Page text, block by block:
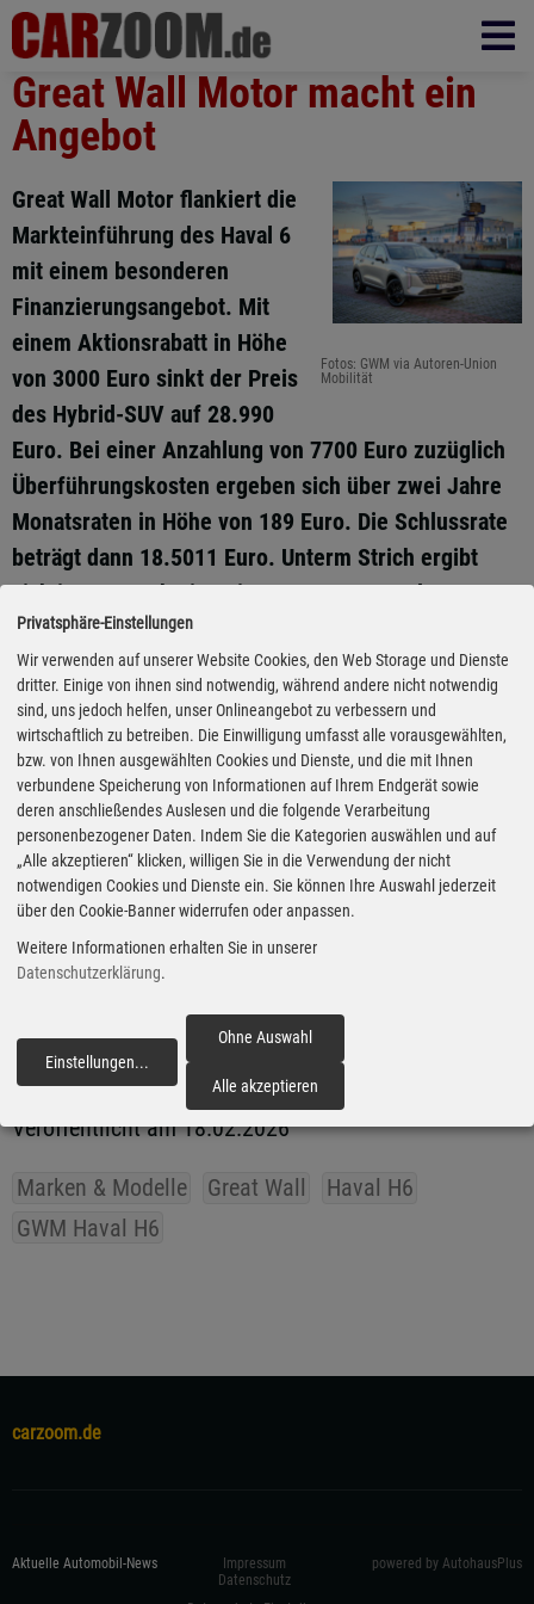
Great Wall Motor macht ein
Angebot
Fotos: GWM via Autoren-Union
Mobilität
Great Wall Motor flankiert die
Markteinführung des Haval 6
mit einem besonderen
Finanzierungsangebot. Mit
einem Aktionsrabatt in Höhe
von 3000 Euro sinkt der Preis
des Hybrid-SUV auf 28.990
Euro. Bei einer Anzahlung von 7700 Euro zuzüglich
Überführungskosten ergeben sich über zwei Jahre
Monatsraten in Höhe von 189 Euro. Die Schlussrate
beträgt dann 18.5011 Euro. Unterm Strich ergibt
sich immer noch eine Einsparung von rund 1450
Euro. Das Angebot gilt bis Ende Juni dieses Jahres.
Der GWM Haval H6 holt aus einem 1,5-Liter-Benziner
mit 150 PS (110 kW) und einem 120 kW (177 PS)
starkem Elektromotor eine Systemleistung von 243
PS (179 kW). Der Normverbrauch des
Mittelklassemodells liegt bei 5,9 Litern je 100
Kilometer. Der Haval 6 verfügt über Sitze aus
Ledernachbildung, ein 10,25 Zoll großes
Touchscreen für das Infotainment. Das
gibt fünf Jahre Garantie auf das Fahrzeug. (aum)
Veröffentlicht am 18.02.2026
Marken & Modelle Great Wall
Haval H6
GWM Haval H6
carzoom.de
Aktuelle Automobil-News
Impressum
Datenschutz
powered by AutohausPlus
Privatsphäre-Einstellungen
Wir verwenden auf unserer Website Cookies, den Web Storage und Dienste
dritter. Einige von ihnen sind notwendig, während andere nicht notwendig
sind, uns jedoch helfen, unser Onlineangebot zu verbessern und
wirtschaftlich zu betreiben. Die Einwilligung umfasst alle vorausgewählten,
bzw. von Ihnen ausgewählten Cookies und Dienste, und die mit Ihnen
verbundene Speicherung von Informationen auf Ihrem Endgerät sowie
deren anschließendes Auslesen und die folgende Verarbeitung
personenbezogener Daten. Indem Sie die Kategorien auswählen und auf
„Alle akzeptieren“ klicken, willigen Sie in die Verwendung der nicht
notwendigen Cookies und Dienste ein. Sie können Ihre Auswahl jederzeit
über den Cookie-Banner widerrufen oder anpassen.
Weitere Informationen erhalten Sie in unserer
Datenschutzerklärung.
Einstellungen...
Ohne Auswahl
Alle akzeptieren